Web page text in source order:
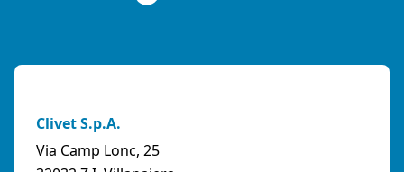
Clivet S.p.A.
Via Camp Lonc, 25